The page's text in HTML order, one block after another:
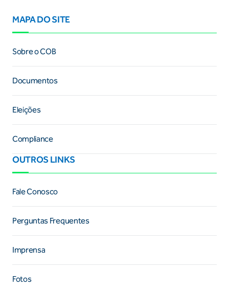
MAPA DO SITE
Sobre o COB
Documentos
Eleições
Compliance
OUTROS LINKS
Fale Conosco
Perguntas Frequentes
Imprensa
Fotos